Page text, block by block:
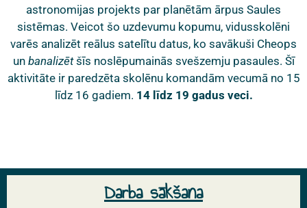
astronomijas projekts par planētām ārpus Saules
sistēmas. Veicot šo uzdevumu kopumu, vidusskolēni
varēs analizēt reālus satelītu datus, ko savākuši Cheops
un banalizētšīs noslēpumainās svešzemju pasaules. Šī
aktivitāte ir paredzēta skolēnu komandām vecumā no 15
līdz 16 gadiem. 14 līdz 19 gadus veci.
Darba sākšana